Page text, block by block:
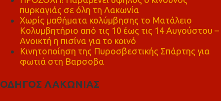
πυρκαγιάς σε όλη τη Λακωνία
Χωρίς μαθήματα κολύμβησης το Ματάλειο
Κολυμβητήριο από τις 10 έως τις 14 Αυγούστου –
Ανοικτή η πισίνα για το κοινό
Κινητοποίηση της Πυροσβεστικής Σπάρτης για
φωτιά στη Βαρσοβα
ΟΔΗΓΟΣ ΛΑΚΩΝΙΑΣ